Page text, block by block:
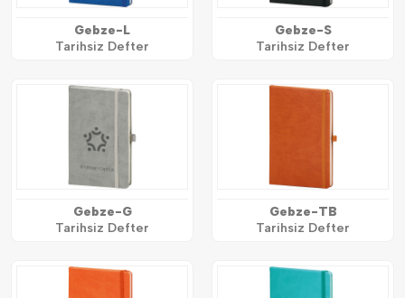
Gebze-L
Tarihsiz Defter
Gebze-S
Tarihsiz Defter
Gebze-G
Tarihsiz Defter
Gebze-TB
Tarihsiz Defter